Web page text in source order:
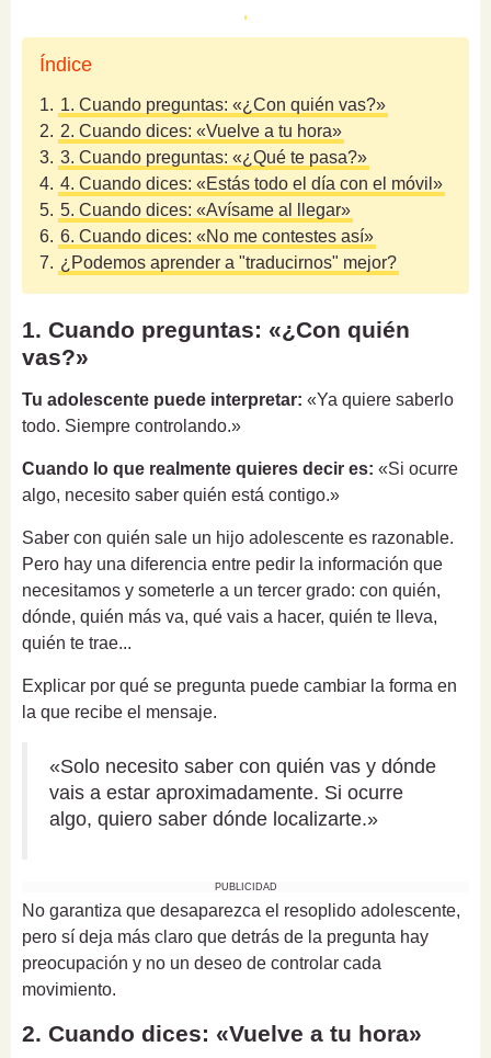
Índice
1. 1. Cuando preguntas: «¿Con quién vas?»
2. 2. Cuando dices: «Vuelve a tu hora»
3. 3. Cuando preguntas: «¿Qué te pasa?»
4. 4. Cuando dices: «Estás todo el día con el móvil»
5. 5. Cuando dices: «Avísame al llegar»
6. 6. Cuando dices: «No me contestes así»
7. ¿Podemos aprender a "traducirnos" mejor?
1. Cuando preguntas: «¿Con quién
vas?»
Tu adolescente puede interpretar: «Ya quiere saberlo
todo. Siempre controlando.»
Cuando lo que realmente quieres decir es: «Si ocurre
algo, necesito saber quién está contigo.»
Saber con quién sale un hijo adolescente es razonable.
Pero hay una diferencia entre pedir la información que
necesitamos y someterle a un tercer grado: con quién,
dónde, quién más va, qué vais a hacer, quién te lleva,
quién te trae...
Explicar por qué se pregunta puede cambiar la forma en
la que recibe el mensaje.
«Solo necesito saber con quién vas y dónde
vais a estar aproximadamente. Si ocurre
algo, quiero saber dónde localizarte.»
PUBLICIDAD
No garantiza que desaparezca el resoplido adolescente,
pero sí deja más claro que detrás de la pregunta hay
preocupación y no un deseo de controlar cada
movimiento.
2. Cuando dices: «Vuelve a tu hora»